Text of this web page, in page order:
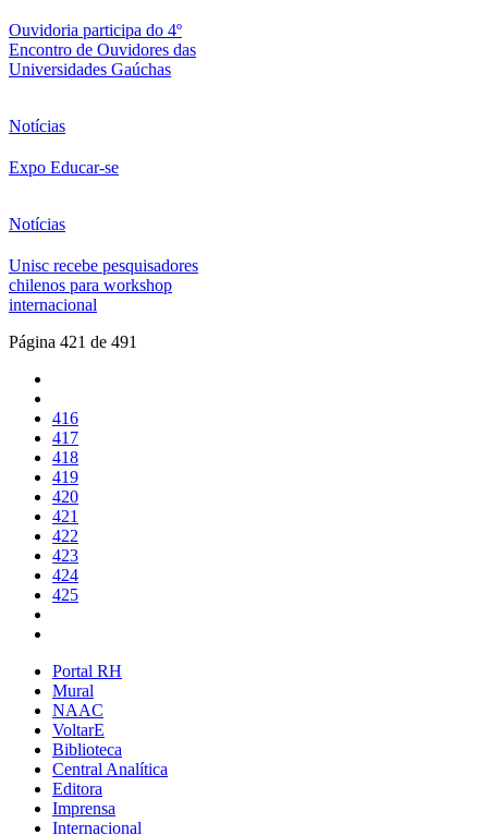
Ouvidoria participa do 4º
Encontro de Ouvidores das
Universidades Gaúchas
Notícias
Expo Educar-se
Notícias
Unisc recebe pesquisadores
chilenos para workshop
internacional
Página 421 de 491
416
417
418
419
420
421
422
423
424
425
Portal RH
Mural
NAAC
VoltarE
Biblioteca
Central Analítica
Editora
Imprensa
Internacional